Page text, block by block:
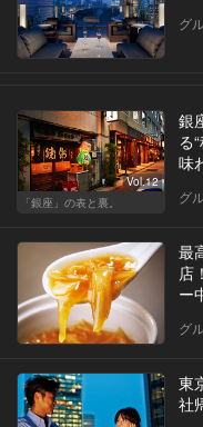
グ
Vol.12
「銀座」の表と裏。
銀
る
味
グ
最
店
ー
グ
東
社